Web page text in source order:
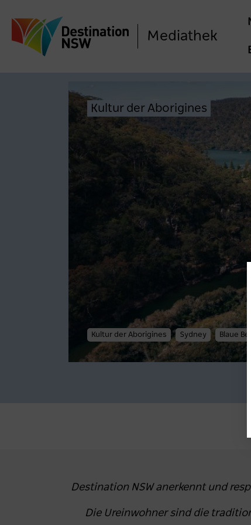
Mediathek
Kultur der Aborigines
Kultur der Aborigines Sydney Blaue
Destination NSW anerkennt und
Die Ureinwohner sind die